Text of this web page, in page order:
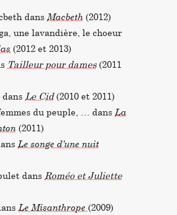
dans Macbeth (2012)
une lavandière, le choeur
(2012 et 2013)
Tailleur pour dames(2011
dans Le Cid (2010 et 2011)
du peuple, … dans La
(2011)
Le songe d’une nuit
dans Roméo et Juliette
Le Misanthrope (2009)